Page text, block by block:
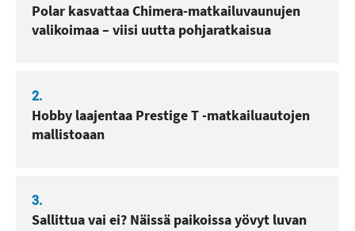
Polar kasvattaa Chimera-matkailuvaunujen
valikoimaa – viisi uutta pohjaratkaisua
2.
Hobby laajentaa Prestige T -matkailuautojen
mallistoaan
3.
Sallittua vai ei? Näissä paikoissa yövyt luvan